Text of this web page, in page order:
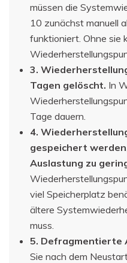
müssen die
10 zunächst manuell
funktioniert. Ohne sie
3.
Tagen gelöscht. In
Tage dauern.
4.
gespeichert
Auslastung zu
viel Speicherplatz
ältere
muss.
5. Defragmentierte
Sie nach dem